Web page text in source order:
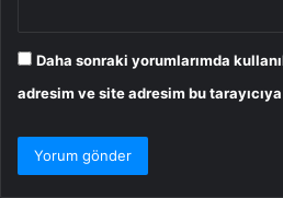
Daha sonraki yorumlarımda
adresim ve site adresim bu